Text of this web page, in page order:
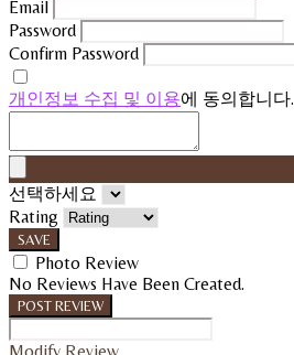
Email
Password
Confirm Password
개인정보 수집 및 이용에 동의합니다.
선택하세요
Rating
SAVE
Photo Review
No Reviews Have Been Created.
POST REVIEW